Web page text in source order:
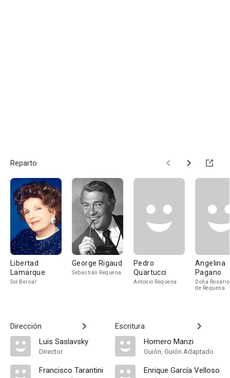
Reparto
Libertad
Lamarque
Sol Bernal
George Rigaud
Sebastián Requena
Pedro
Quartucci
Antonio Requena
Angelina
Pagano
Doña
de Requena
Dirección
Luis Saslavsky
Director
Francisco Tarantini
Escritura
Homero Manzi
Guión, Guión Adaptado
Enrique García Velloso